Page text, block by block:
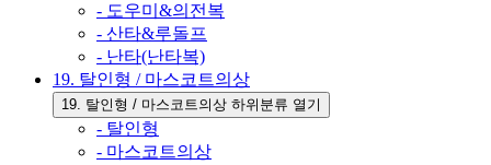
- 도우미&의전복
- 산타&루돌프
- 난타(난타복)
19. 탈인형 / 마스코트의상
19. 탈인형 / 마스코트의상 하위분류 열기
- 탈인형
- 마스코트의상